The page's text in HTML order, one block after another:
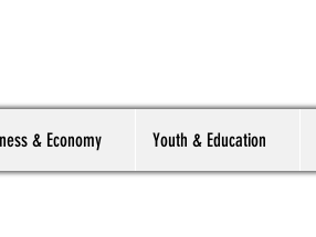
& Economy Youth & Education